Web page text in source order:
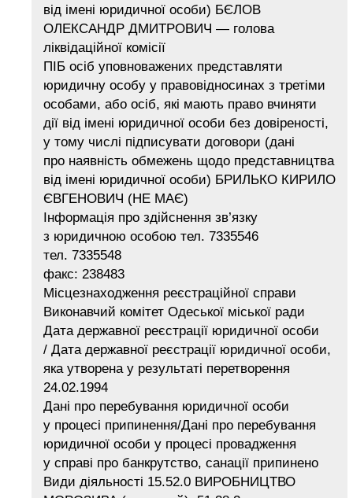
від імені юридичної особи) БЄЛОВ
ОЛЕКСАНДР ДМИТРОВИЧ — голова
ліквідаційної комісії
ПІБ осіб уповноважених представляти
юридичну особу у правовідносинах з третіми
особами, або осіб, які мають право вчиняти
дії від імені юридичної особи без довіреності,
у тому числі підписувати договори (дані
про наявність обмежень щодо представництва
від імені юридичної особи) БРИЛЬКО КИРИЛО
ЄВГЕНОВИЧ (НЕ МАЄ)
Інформація про здійснення зв’язку
з юридичною особою тел. 7335546
тел. 7335548
факс: 238483
Місцезнаходження реєстраційної справи
Виконавчий комітет Одеської міської ради
Дата державної реєстрації юридичної особи
/ Дата державної реєстрації юридичної особи,
яка утворена у результаті перетворення
24.02.1994
Дані про перебування юридичної особи
у процесі припинення/Дані про перебування
юридичної особи у процесі провадження
у справі про банкрутство, санації припинено
Види діяльності 15.52.0 ВИРОБНИЦТВО